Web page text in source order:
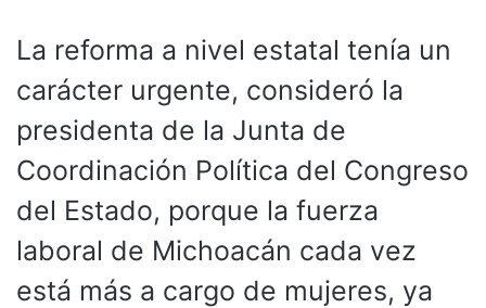
La reforma a nivel estatal tenía un
carácter urgente, consideró la
presidenta de la Junta de
Coordinación Política del Congreso
del Estado, porque la fuerza
laboral de Michoacán cada vez
está más a cargo de mujeres, ya